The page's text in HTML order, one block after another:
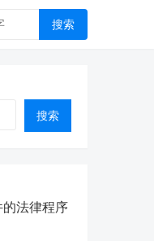
搜索
搜索
法律程序